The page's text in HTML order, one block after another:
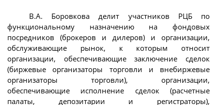
В.А. Боровкова делит участников РЦБ по
функциональному назначению на фондовых
посредников (брокеров и дилеров) и организации,
обслуживающие рынок, к которым относит
организации, обеспечивающие заключение сделок
(биржевые организаторы торговли и внебиржевые
организаторы торговли), организации,
обеспечивающие исполнение сделок (расчетные
палаты, депозитарии и регистраторы),